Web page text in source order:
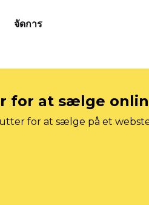
จัดการ
for at sælge
for at sælge på et